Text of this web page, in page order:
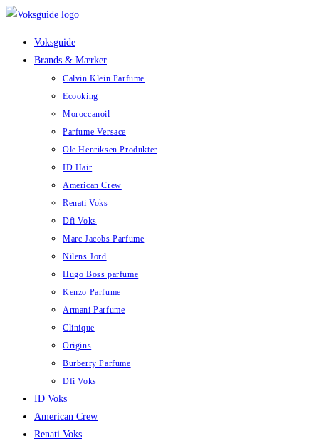
Skip
Voksguide
Brands & Mærker
Calvin Klein Parfume
Ecooking
Moroccanoil
Parfume Versace
Ole Henriksen Produkter
ID Hair
American Crew
Renati Voks
Dfi Voks
Marc Jacobs Parfume
Nilens Jord
Hugo Boss parfume
Kenzo Parfume
Armani Parfume
Clinique
Origins
Burberry Parfume
Dfi Voks
ID Voks
American Crew
Renati Voks